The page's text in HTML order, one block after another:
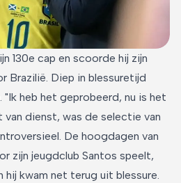
130e cap en scoorde hij zijn
Brazilië. Diep in blessuretijd
heb het geprobeerd, nu is het
van dienst, was de selectie van
De hoogdagen van
zijn jeugdclub Santos speelt,
hij kwam net terug uit blessure.